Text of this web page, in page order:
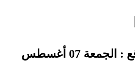
:
الجمعة 07 أغسطس